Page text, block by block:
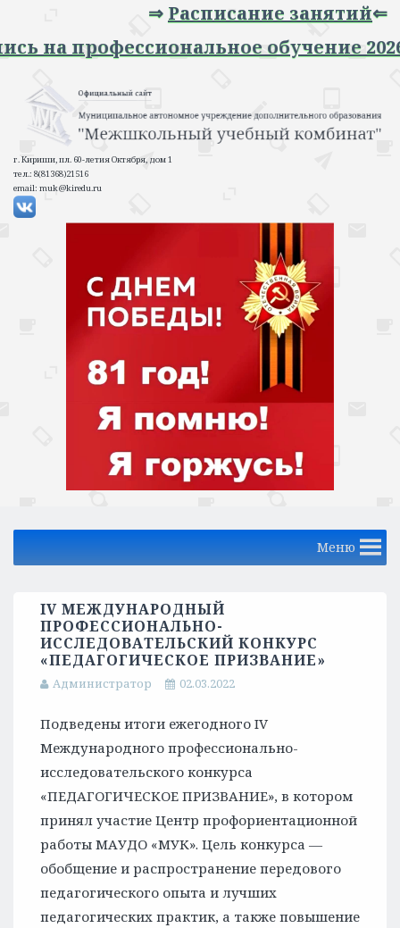
⇒Расписание занятий⇐
на профессиональное обучение
г. Кириши, пл. 60-летия Октября, дом 1
тел.: 8(81368)21516
email: muk@kiredu.ru
Меню
IV МЕЖДУНАРОДНЫЙ
ПРОФЕССИОНАЛЬНО-
ИССЛЕДОВАТЕЛЬСКИЙ КОНКУРС
«ПЕДАГОГИЧЕСКОЕ ПРИЗВАНИЕ»
Администратор 02.03.2022
Подведены итоги ежегодного IV
Международного профессионально-
исследовательского конкурса
«ПЕДАГОГИЧЕСКОЕ ПРИЗВАНИЕ», в котором
принял участие Центр профориентационной
работы МАУДО «МУК». Цель конкурса —
обобщение и распространение передового
педагогического опыта и лучших
педагогических практик, а также повышение